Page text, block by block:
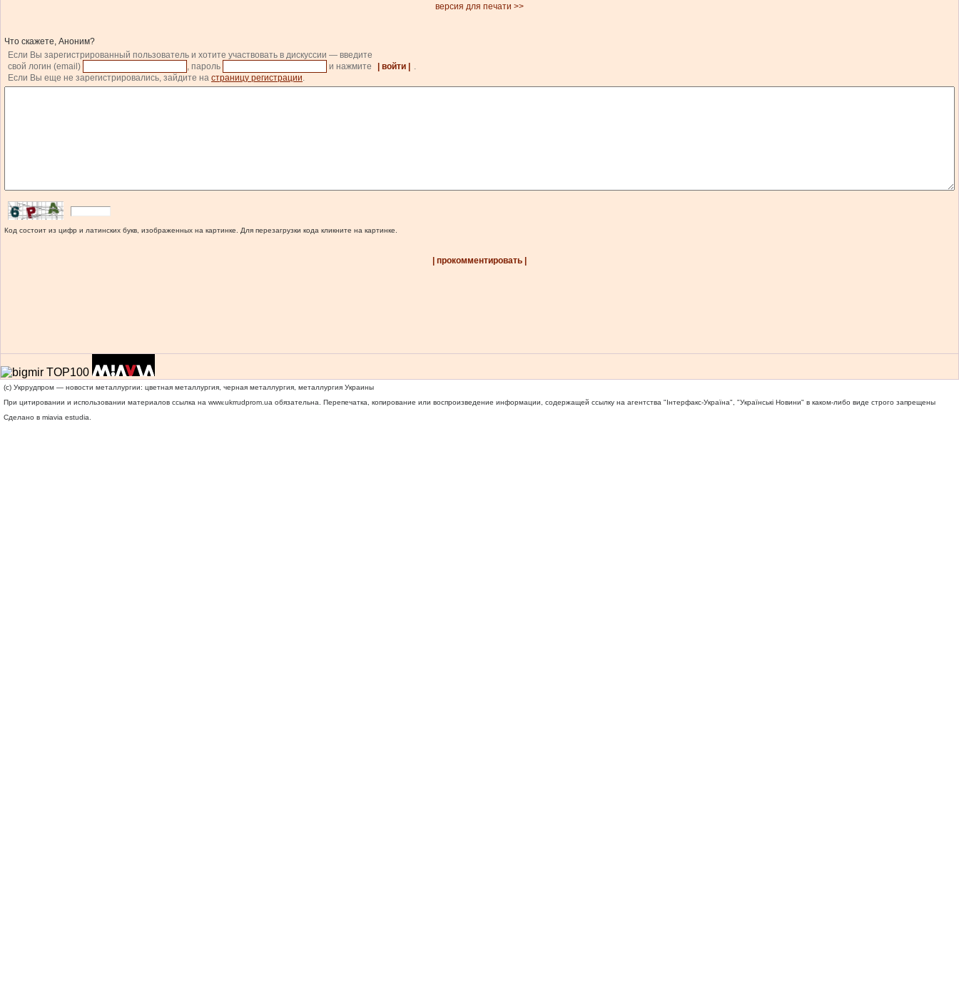
версия для печати >>
Что скажете, Аноним?
Если Вы зарегистрированный пользователь и хотите участвовать в дискуссии — введите
свой логин (email)
, пароль и нажмите | войти |
.
Если Вы еще не зарегистрировались, зайдите на страницу регистрации.
Код состоит из цифр и латинских букв, изображенных на картинке. Для перезагрузки кода кликните на картинке.
| прокомментировать |
(c) Укррудпром — новости металлургии: цветная металлургия, черная металлургия, металлургия Украины
При цитировании и использовании материалов ссылка на www.ukrrudprom.ua обязательна. Перепечатка, копирование или воспроизведение информации, содержащей ссылку на агентства "Iнтерфакс-Україна", "Українськi Новини" в каком-либо виде строго запрещены
Сделано в miavia estudia.